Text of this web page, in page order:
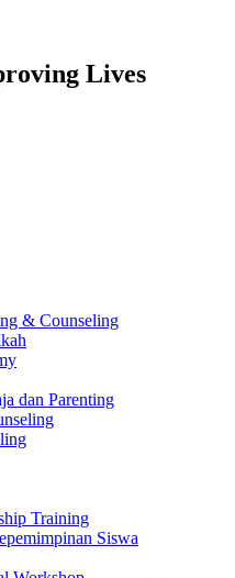
Lives
& Counseling
dan Parenting
Training
Siswa